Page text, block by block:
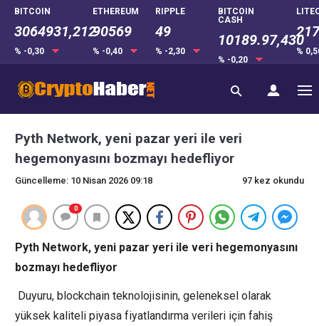
BITCOIN
3064931,212
% -0,30
ETHEREUM
90569
% -0,40
RIPPLE
49
% -2,30
BITCOIN
CASH
10189.97,430
% -0,20
%
Pyth Network, yeni pazar yeri ile veri
hegemonyasını bozmayı hedefliyor
Güncelleme: 10 Nisan 2026 09:18 97 kez okundu
0
Pyth Network, yeni pazar yeri ile veri hegemonyasını
bozmayı hedefliyor
Duyuru, blockchain teknolojisinin, geleneksel olarak
yüksek kaliteli piyasa fiyatlandırma verileri için fahiş